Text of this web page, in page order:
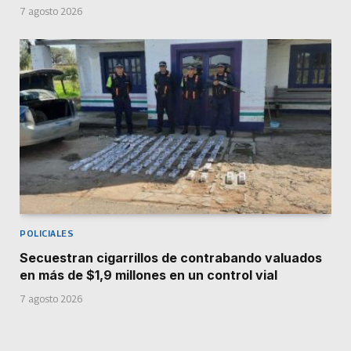
7 agosto 2026
POLICIALES
Secuestran cigarrillos de contrabando valuados
en más de $1,9 millones en un control vial
7 agosto 2026